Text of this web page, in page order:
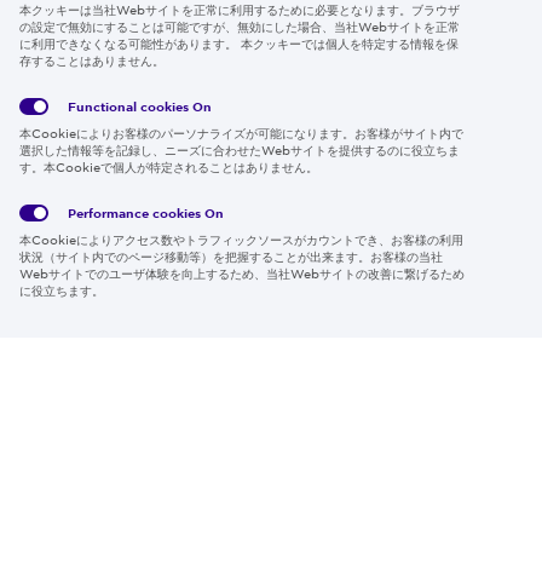
Global
Policy
サイト
約
Region & Language:
Japan | JP
本クッキーは当社Webサイトを正常に利用するために必要となります。ブラウザ
の設定で無効にすることは可能ですが、無効にした場合、当社Webサイトを正常
に利用できなくなる可能性があります。 本クッキーでは個人を特定する情報を保
存することはありません。
Functional cookies On
本Cookieによりお客様のパーソナライズが可能になります。お客様がサイト内で
選択した情報等を記録し、ニーズに合わせたWebサイトを提供するのに役立ちま
す。本Cookieで個人が特定されることはありません。
Performance cookies On
本Cookieによりアクセス数やトラフィックソースがカウントでき、お客様の利用
状況（サイト内でのページ移動等）を把握することが出来ます。お客様の当社
Webサイトでのユーザ体験を向上するため、当社Webサイトの改善に繋げるため
に役立ちます。